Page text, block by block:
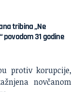
tribina „Ne
31 godine
protiv korupcije,
novčanom